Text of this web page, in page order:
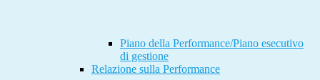
Piano della Performance/Piano esecutivo
di gestione
Relazione sulla Performance